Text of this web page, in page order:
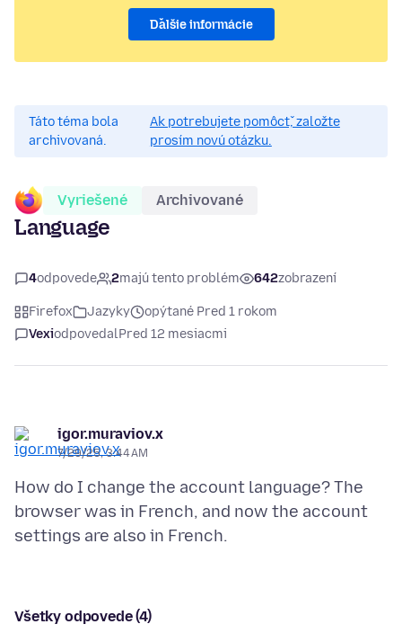
Ďalšie informácie
Táto téma bola
archivovaná.
Ak potrebujete pomôcť, založte
prosím novú otázku.
Vyriešené Archivované
Language
4odpovede 2majú tento problém 642zobrazení
Firefox Jazyky
opýtané Pred 1 rokom
VexiodpovedalPred 12 mesiacmi
igor.muraviov.x
7/29/25, 3:44 AM
How do I change the account language? The
browser was in French, and now the account
Všetky odpovede (4)